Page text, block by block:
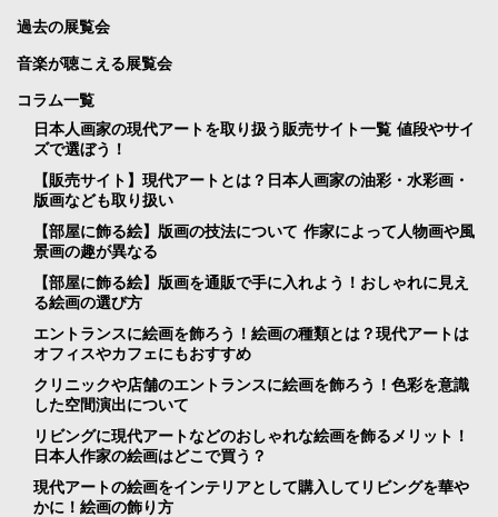
過去の展覧会
音楽が聴こえる展覧会
コラム一覧
日本人画家の現代アートを取り扱う販売サイト一覧 値段やサイ
ズで選ぼう！
【販売サイト】現代アートとは？日本人画家の油彩・水彩画・
版画なども取り扱い
【部屋に飾る絵】版画の技法について 作家によって人物画や風
景画の趣が異なる
【部屋に飾る絵】版画を通販で手に入れよう！おしゃれに見え
る絵画の選び方
エントランスに絵画を飾ろう！絵画の種類とは？現代アートは
オフィスやカフェにもおすすめ
クリニックや店舗のエントランスに絵画を飾ろう！色彩を意識
した空間演出について
リビングに現代アートなどのおしゃれな絵画を飾るメリット！
日本人作家の絵画はどこで買う？
現代アートの絵画をインテリアとして購入してリビングを華や
かに！絵画の飾り方